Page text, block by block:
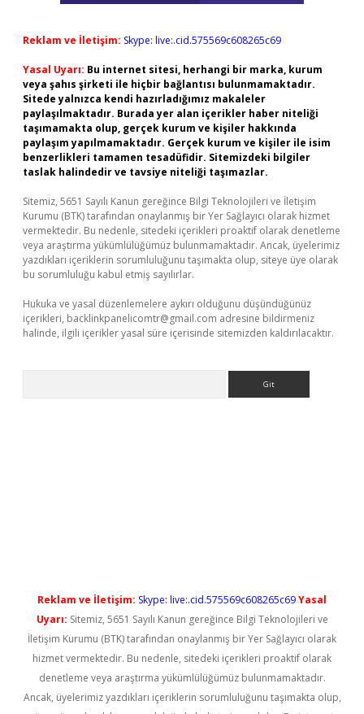
Reklam ve İletişim: Skype: live:.cid.575569c608265c69
Yasal Uyarı: Bu internet sitesi, herhangi bir marka, kurum
veya şahıs şirketi ile hiçbir bağlantısı bulunmamaktadır.
Sitede yalnızca kendi hazırladığımız makaleler
paylaşılmaktadır. Burada yer alan içerikler haber niteliği
taşımamakta olup, gerçek kurum ve kişiler hakkında
paylaşım yapılmamaktadır. Gerçek kurum ve kişiler ile isim
benzerlikleri tamamen tesadüfidir. Sitemizdeki bilgiler
taslak halindedir ve tavsiye niteliği taşımazlar.
Sitemiz, 5651 Sayılı Kanun gereğince Bilgi Teknolojileri ve İletişim
Kurumu (BTK) tarafından onaylanmış bir Yer Sağlayıcı olarak hizmet
vermektedir. Bu nedenle, sitedeki içerikleri proaktif olarak denetleme
veya araştırma yükümlülüğümüz bulunmamaktadır. Ancak, üyelerimiz
yazdıkları içeriklerin sorumluluğunu taşımakta olup, siteye üye olarak
bu sorumluluğu kabul etmiş sayılırlar.
Hukuka ve yasal düzenlemelere aykırı olduğunu düşündüğünüz
içerikleri, backlinkpanelicomtr@gmail.com adresine bildirmeniz
halinde, ilgili içerikler yasal süre içerisinde sitemizden kaldırılacaktır.
Reklam ve İletişim: Skype: live:.cid.575569c608265c69Yasal
Uyarı: Sitemiz, 5651 Sayılı Kanun gereğince Bilgi Teknolojileri ve
İletişim Kurumu (BTK) tarafından onaylanmış bir Yer Sağlayıcı olarak
hizmet vermektedir. Bu nedenle, sitedeki içerikleri proaktif olarak
denetleme veya araştırma yükümlülüğümüz bulunmamaktadır.
Ancak, üyelerimiz yazdıkları içeriklerin sorumluluğunu taşımakta olup,